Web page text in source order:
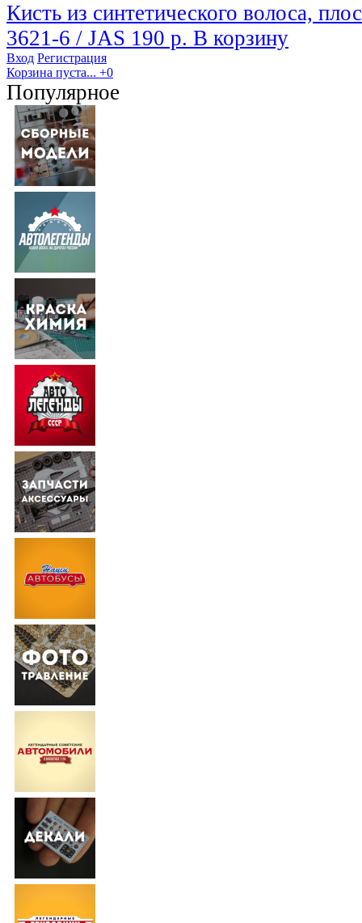
Кисть из синтетического волоса,
3621-6 / JAS 190 р. В корзину
Вход Регистрация
Корзина пуста... +0
Популярное